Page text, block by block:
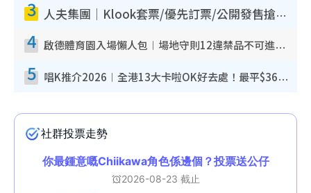
3 人夫集團｜Klook套票/優先訂票/公開發售搶飛攻略！附票價.購票連結.場地座位表
4 啟德體育園入場懶人包︱場地守則12違禁品不可進場准帶細水樽但全場禁樽蓋！應援牌有限制！
5 唱K推介2026︱全港13大卡啦OK好去處！最平$36起 日文K都有！(附地址+收費詳情)